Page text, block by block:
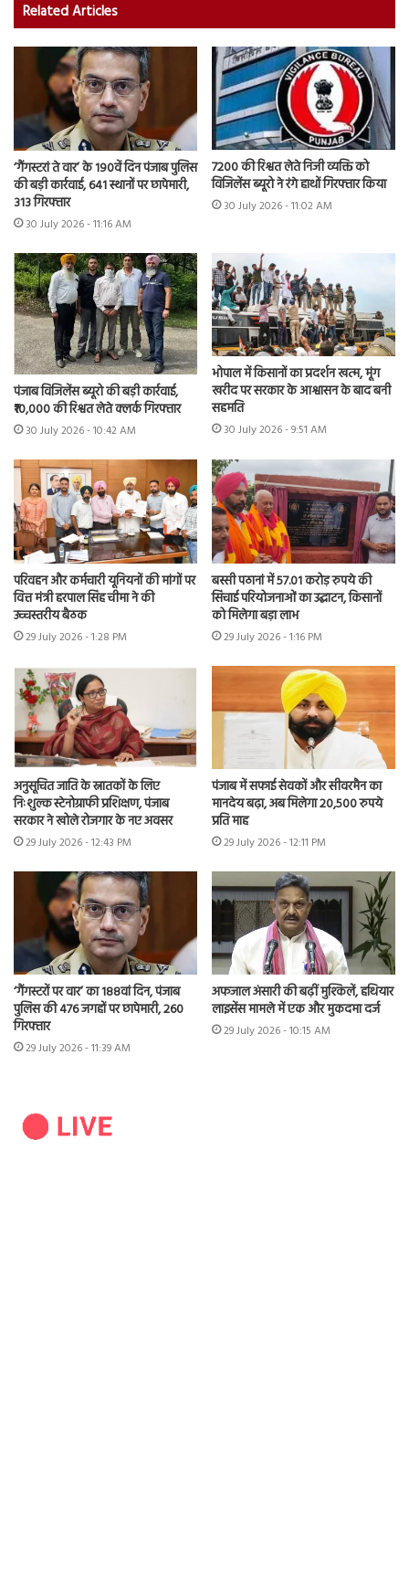
Related Articles
‘गैंगस्टरां ते वार’ के 190वें दिन पंजाब पुलिस
की बड़ी कार्रवाई, 641 स्थानों पर छापेमारी,
313 गिरफ्तार
30 July 2026 - 11:16 AM
7200 की रिश्वत लेते निजी व्यक्ति को
विजिलेंस ब्यूरो ने रंगे हाथों गिरफ्तार किया
30 July 2026 - 11:02 AM
पंजाब विजिलेंस ब्यूरो की बड़ी कार्रवाई,
₹10,000 की रिश्वत लेते क्लर्क गिरफ्तार
30 July 2026 - 10:42 AM
भोपाल में किसानों का प्रदर्शन खत्म, मूंग
खरीद पर सरकार के आश्वासन के बाद बनी
सहमति
30 July 2026 - 9:51 AM
परिवहन और कर्मचारी यूनियनों की मांगों पर
वित्त मंत्री हरपाल सिंह चीमा ने की
उच्चस्तरीय बैठक
29 July 2026 - 1:28 PM
बस्सी पठानां में 57.01 करोड़ रुपये की
सिंचाई परियोजनाओं का उद्घाटन, किसानों
को मिलेगा बड़ा लाभ
29 July 2026 - 1:16 PM
अनुसूचित जाति के स्नातकों के लिए
निःशुल्क स्टेनोग्राफी प्रशिक्षण, पंजाब
सरकार ने खोले रोजगार के नए अवसर
29 July 2026 - 12:43 PM
पंजाब में सफाई सेवकों और सीवरमैन का
मानदेय बढ़ा, अब मिलेगा 20,500 रुपये
प्रति माह
29 July 2026 - 12:11 PM
‘गैंगस्टरों पर वार’ का 188वां दिन, पंजाब
पुलिस की 476 जगहों पर छापेमारी, 260
गिरफ्तार
29 July 2026 - 11:39 AM
अफजाल अंसारी की बढ़ीं मुश्किलें, हथियार
लाइसेंस मामले में एक और मुकदमा दर्ज
29 July 2026 - 10:15 AM